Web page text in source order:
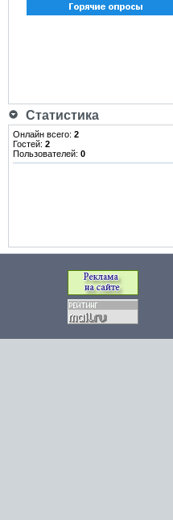
Статистика
Онлайн всего: 2
Гостей: 2
Пользователей: 0